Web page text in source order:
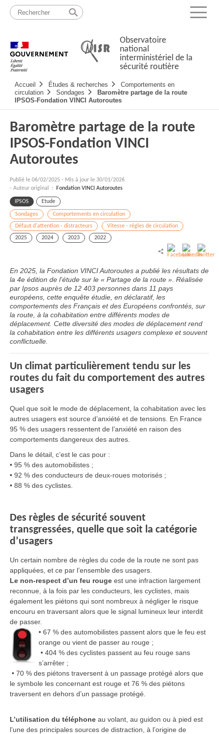
Passer
contenu
Menu
Observatoire
national
interministériel de la
sécurité routière
principale
Accueil Études & recherches
Comportements en
circulation
Sondages
Baromètre partage de la route
IPSOS-Fondation VINCI Autoroutes
Baromètre partage de la route
IPSOS-Fondation VINCI
Autoroutes
Publié le 06/02/2025 - Mis à jour le 30/01/2026
- Auteur original : Fondation VINCI Autoroutes
IPSOS Etude
Sondages
Comportements en circulation
Défaut d'attention - distracteurs
Vitesse - règles de circulation
2025
2024 2023 2022
En 2025, la Fondation VINCI Autoroutes a publié les résultats de
la 4e édition de l’étude sur le « Partage de la route ». Réalisée
par Ipsos auprès de 12 403 personnes dans 11 pays
européens, cette enquête étudie, en déclaratif, les
comportements des Français et des Européens confrontés, sur
la route, à la cohabitation entre différents modes de
déplacement. Cette diversité des modes de déplacement rend
la cohabitation entre les différents usagers complexe et souvent
conflictuelle.
Un climat particulièrement tendu sur les
routes du fait du comportement des autres
usagers
Quel que soit le mode de déplacement, la cohabitation avec les
autres usagers est source d’anxiété et de tensions. En France
95 % des usagers ressentent de l’anxiété en raison des
comportements dangereux des autres.
Dans le détail, c’est le cas pour :
• 95 % des automobilistes ;
• 92 % des conducteurs de deux-roues motorisés ;
• 88 % des cyclistes.
Des règles de sécurité souvent
transgressées, quelle que soit la catégorie
d’usagers
Un certain nombre de règles du code de la route ne sont pas
appliquées, et ce par l’ensemble des usagers.
Le non-respect d’un feu rouge est une infraction largement
reconnue, à la fois par les conducteurs, les cyclistes, mais
également les piétons qui sont nombreux à négliger le risque
encouru en traversant alors que le signal lumineux leur interdit
de passer.
• 67 % des automobilistes passent alors que le feu est
orange ou vient de passer au rouge ;
• 404 % des cyclistes passent au feu rouge sans
s’arrêter ;
• 70 % des piétons traversent à un passage protégé alors que
le symbole les concernant est rouge et 76 % des piétons
traversent en dehors d’un passage protégé.
L’utilisation du téléphone au volant, au guidon ou à pied est
l’une des principales sources de distraction, à l’origine de